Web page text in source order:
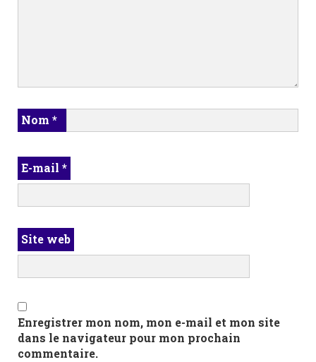
Nom *
E-mail *
Site web
Enregistrer mon nom, mon e-mail et mon site
dans le navigateur pour mon prochain
commentaire.